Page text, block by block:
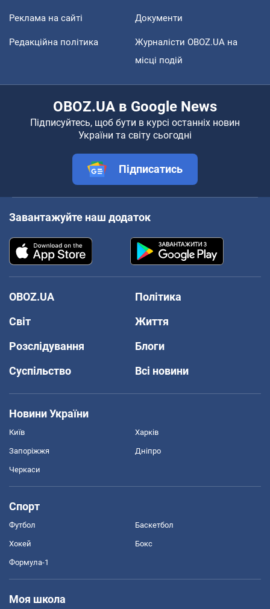
Реклама на сайті Документи
Редакційна політика
Журналісти OBOZ.UA на
місці подій
OBOZ.UA в Google News
Підписуйтесь, щоб бути в курсі останніх новин
України та світу сьогодні
Підписатись
Завантажуйте наш додаток
OBOZ.UA
Політика
Світ
Життя
Розслідування
Блоги
Суспільство
Всі новини
Новини України
Київ Харків
Запоріжжя Дніпро
Черкаси
Спорт
Футбол Баскетбол
Хокей Бокс
Формула-1
Моя школа